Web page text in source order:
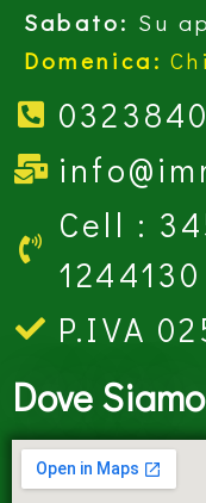
Sabato: Su
Domenica:
Cell :
1244130
P.IVA
Dove Siamo